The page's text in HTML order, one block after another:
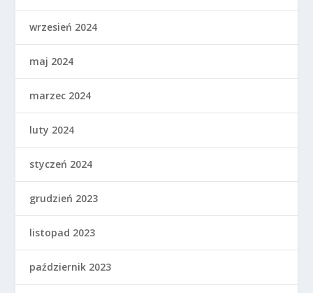
wrzesień 2024
maj 2024
marzec 2024
luty 2024
styczeń 2024
grudzień 2023
listopad 2023
październik 2023